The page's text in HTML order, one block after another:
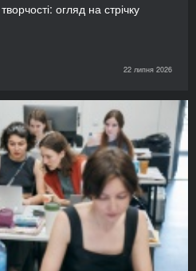
огляд на стрічку
22 липня 2026